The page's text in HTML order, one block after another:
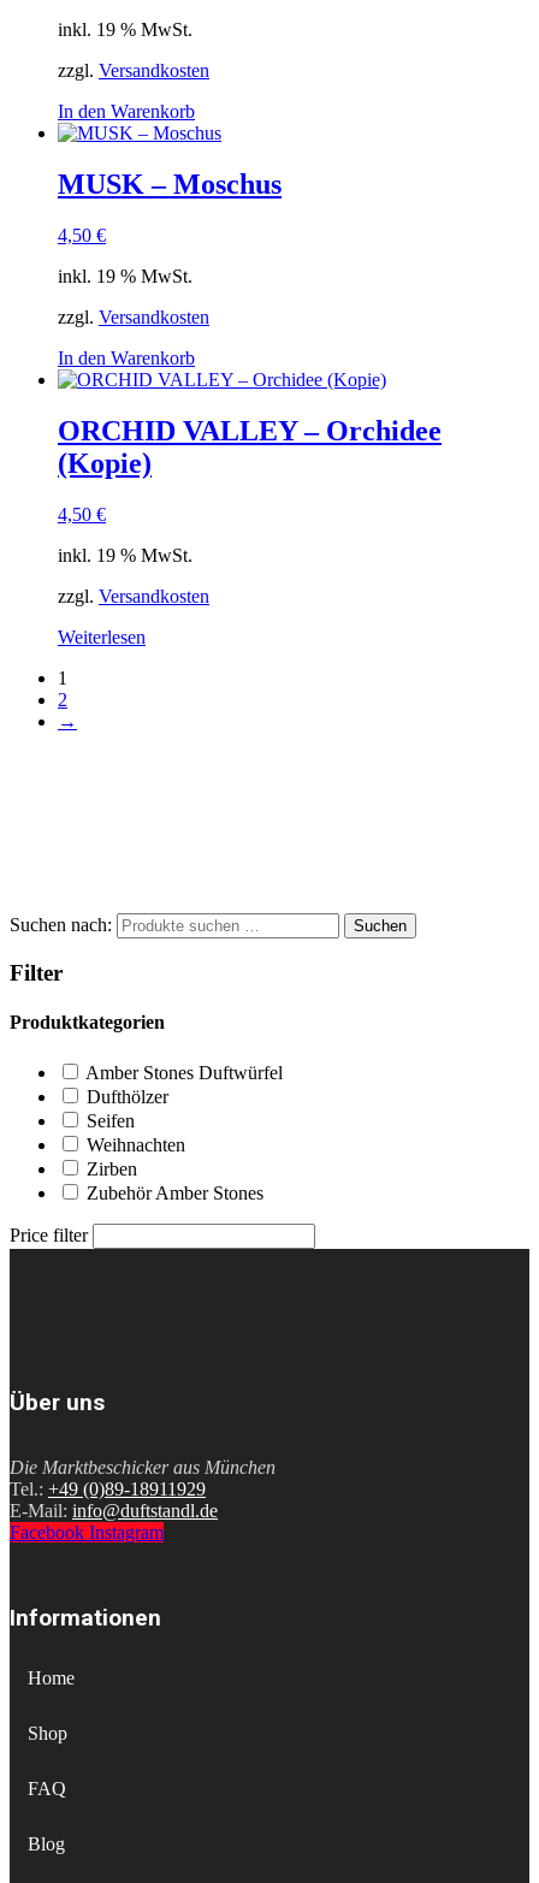
inkl. 19 % MwSt.
zzgl. Versandkosten
In den Warenkorb
MUSK – Moschus
4,50 €
inkl. 19 % MwSt.
zzgl. Versandkosten
In den Warenkorb
ORCHID VALLEY – Orchidee
(Kopie)
4,50 €
inkl. 19 % MwSt.
zzgl. Versandkosten
Weiterlesen
1
2
→
Suchen nach: Suchen
Filter
Produktkategorien
Amber Stones Duftwürfel
Dufthölzer
Seifen
Weihnachten
Zirben
Zubehör Amber Stones
Price filter
Über uns
Die Marktbeschicker aus München
Tel.: +49 (0)89-18911929
E-Mail: info@duftstandl.de
Facebook Instagram
Informationen
Home
Shop
FAQ
Blog